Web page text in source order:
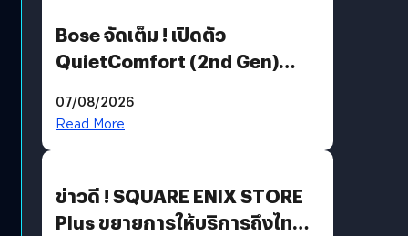
Bose จัดเต็ม ! เปิดตัว
QuietComfort (2nd Gen)
07/08/2026
Read More
ข่าวดี ! SQUARE ENIX STORE
Plus ขยายการให้บริการถึงไทย